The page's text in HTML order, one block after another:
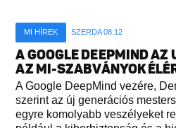
MI HÍREK SZERDA 08:12
A GOOGLE DEEPMIND AZ
AZ MI-SZABVÁNYOK
A Google DeepMind vezére,
szerint az új generációs
egyre komolyabb veszélyeket